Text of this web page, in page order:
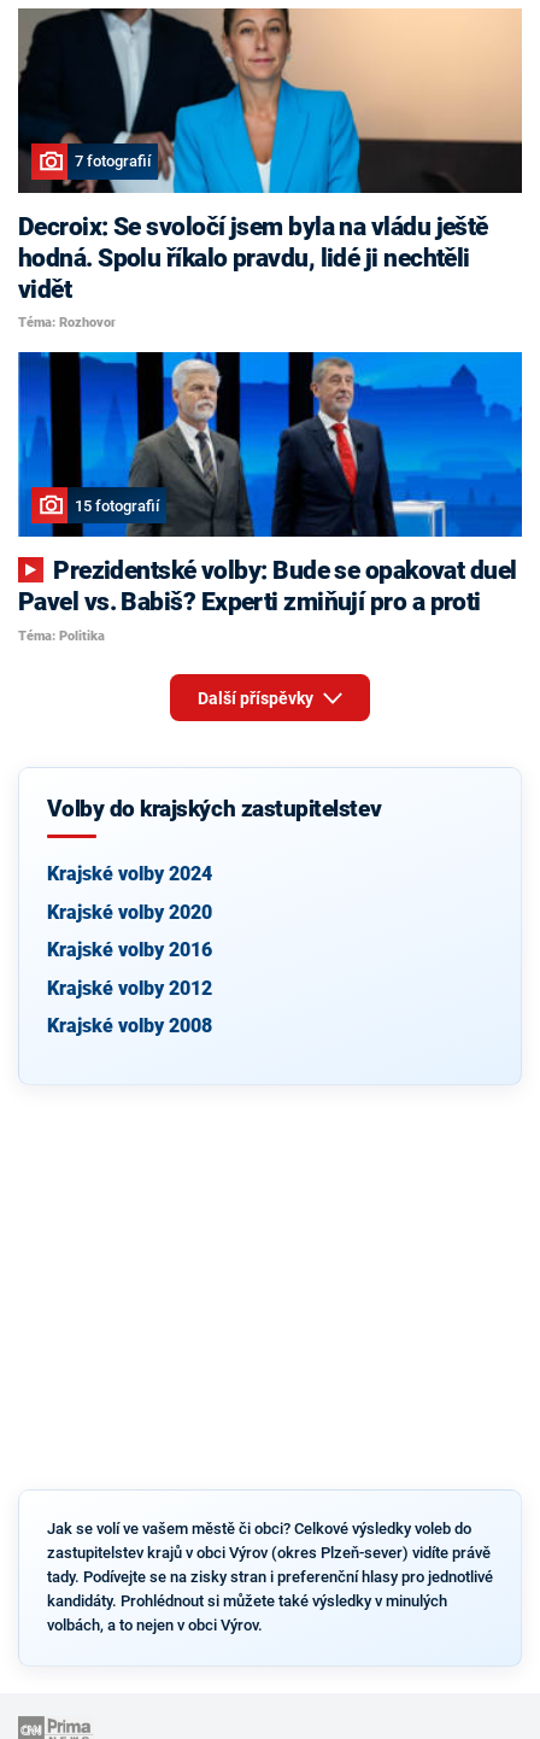
7 fotografií
Decroix: Se svoločí jsem byla na vládu ještě
hodná. Spolu říkalo pravdu, lidé ji nechtěli
vidět
Téma: Rozhovor
15 fotografií
Pavel vs. Babiš? Experti zmiňují pro a proti
Téma: Politika
Další příspěvky
Volby do krajských zastupitelstev
Krajské volby 2024
Krajské volby 2020
Krajské volby 2016
Krajské volby 2012
Krajské volby 2008
Jak se volí ve vašem městě či obci? Celkové výsledky voleb do
zastupitelstev krajů v obci Výrov (okres Plzeň-sever) vidíte právě
tady. Podívejte se na zisky stran i preferenční hlasy pro jednotlivé
kandidáty. Prohlédnout si můžete také výsledky v minulých
volbách, a to nejen v obci Výrov.